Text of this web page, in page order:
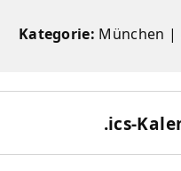
Kategorie: München |
.ics-